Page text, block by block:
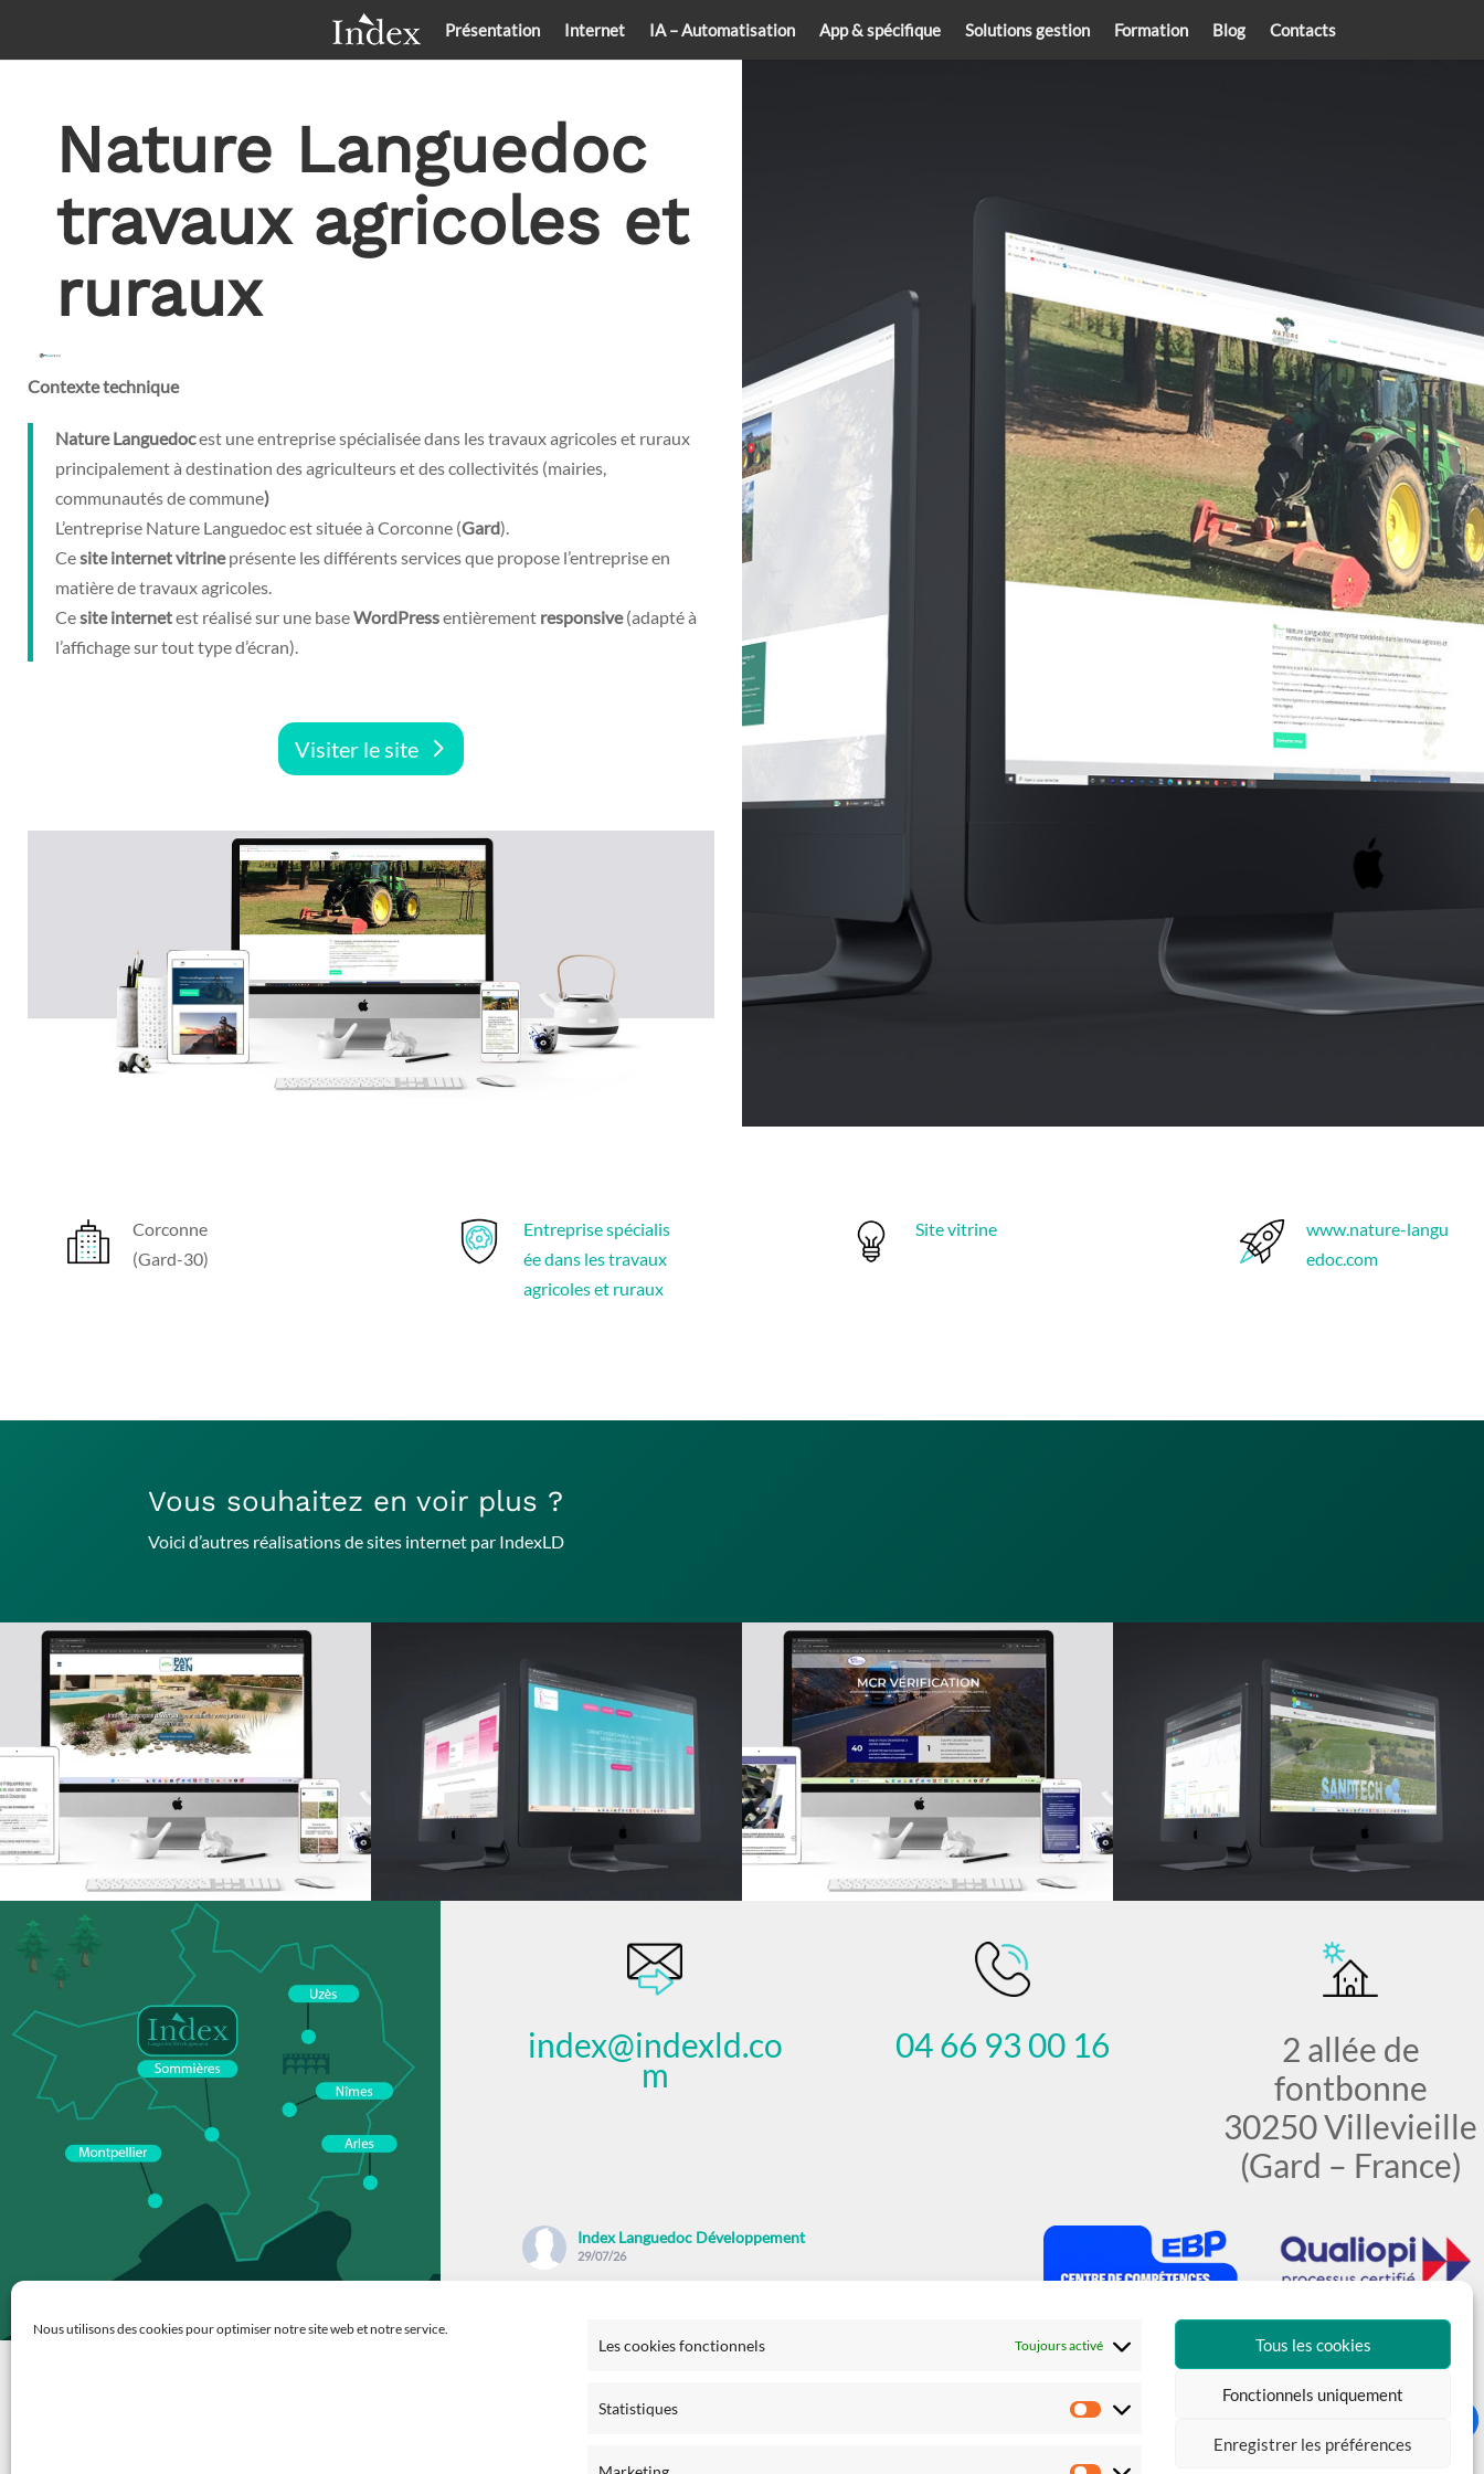
Nous utilisons des cookies pour optimiser notre site web et notre service.
Les cookies fonctionnels Toujours activé
Statistiques
Statistiques
Tous les cookies
Fonctionnels uniquement
Enregistrer les préférences
Présentation Internet IA – Automatisation App & spécifique Solutions gestion Formation Blog Contacts
Nature Languedoc
travaux agricoles et
ruraux
Contexte technique
Nature Languedocest une entreprise spécialisée dans les travaux agricoles et ruraux
principalement à destination des agriculteurs et des collectivités (mairies,
communautés de commune)
L’entreprise Nature Languedoc est située à Corconne (Gard).
Cesite internetvitrineprésente les différents services que propose l’entreprise en
matière de travaux agricoles.
Cesite internetest réalisé sur une baseWordPressentièrement responsive(adapté à
l’affichage sur tout type d’écran).
Visiter le site
Corconne
(Gard-30)
Entreprise spécialis
ée dans les travaux
agricoles et ruraux
Site vitrine
www.nature-langu
edoc.com
Vous souhaitez en voir plus ?
Voici d’autres réalisations de sites internet par IndexLD
index@indexld.co
m
04 66 93 00 16
2 allée de
fontbonne
30250 Villevieille
(Gard – France)
Index Languedoc Développement
29/07/26
✅ Inscriptions à la plateforme agrée